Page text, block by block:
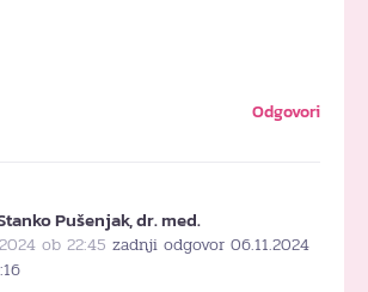
Odgovori
Pušenjak, dr. med.
ob 22:45 zadnji odgovor 06.11.2024